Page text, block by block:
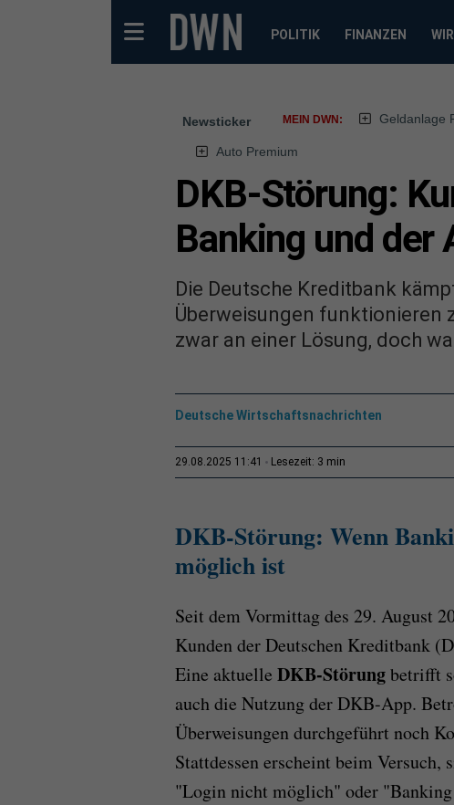
POLITIK FINANZEN
Newsticker MEIN DWN: Geldanlage
Auto Premium
DKB-Störung:
Banking und der
Die Deutsche Kreditbank
Überweisungen funktionieren
zwar an einer Lösung, doch
Deutsche Wirtschaftsnachrichten
29.08.2025 11:41 Lesezeit: 3 min
DKB-Störung: Wenn
möglich ist
Seit dem Vormittag des 29. August
Kunden der Deutschen Kreditbank
Eine aktuelle DKB-Störungbetrifft
auch die Nutzung der DKB-App.
Überweisungen durchgeführt noch
Stattdessen erscheint beim
"Login nicht möglich" oder